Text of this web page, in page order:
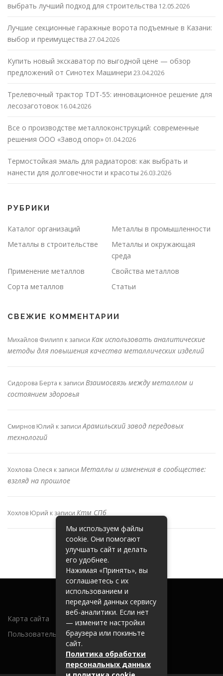
выбрать лучший подход для строительства 12.05.2026
Лучшие секционные гаражные ворота подъемные в Казани:
выбор и преимущества 27.04.2026
Купить новый экскаватор по выгодной цене — обзор
предложений от Синотех Машинери 23.04.2026
Трелевочный трактор TDT-55: инновационное решение для
лесозаготовок 16.04.2026
Все о производстве металлоконструкций: современные
решения ООО «Завод опор» 01.04.2026
Термостойкая эмаль для радиаторов: как выбрать и
нанести для долговечности и красоты 26.03.2026
РУБРИКИ
Каталог организаций
Металлы в промышленности
Металлы в строительстве
Металлы и окружающая
среда
Применение металлов
Свойства металлов
Сорта металлов
Статьи
СВЕЖИЕ КОММЕНТАРИИ
Михайлов Филипп к записи Как использовать аналитические
методы для повышения качества металлических изделий
Сидорова Берта к записи Взаимосвязь между металлом и
состоянием здоровья
Смирнов Юлий к записиАрамильский завод передовых
технологий
Хохлова Олеся к записи Металлы и изменения в сообществе:
взгляд на прошлое
Хохлов Юрий к записи Ктм СПб
Карта сайта
Пользовательское соглашение
Мы используем файлы
cookie. Они помогают
улучшать сайт и делать
его удобнее.
Нажимая «Принять», вы
соглашаетесь с их
использованием и
передачей данных сервису
веб-аналитики. Если нет
— измените настройки
браузера или покиньте
сайт.
Политика обработки
персональных данных